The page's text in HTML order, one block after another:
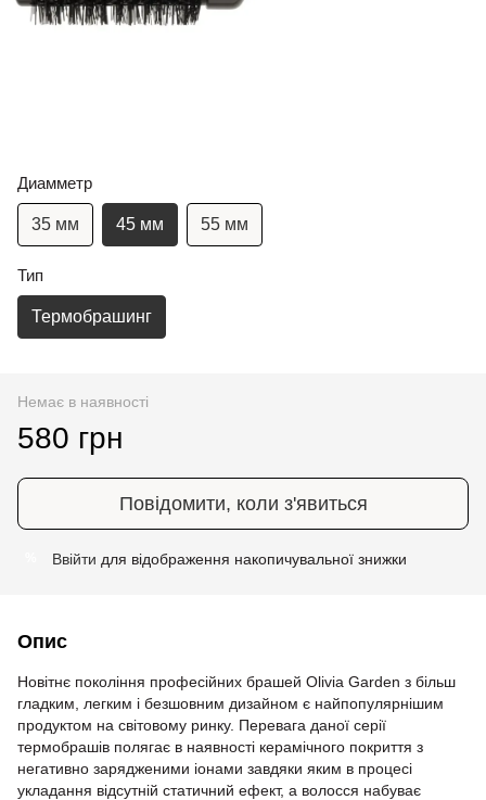
Диамметр
35 мм 45 мм 55 мм
Тип
Термобрашинг
Немає в наявності
580 грн
Повідомити, коли з'явиться
Ввійти для відображення накопичувальної знижки
Опис
Новітнє покоління професійних брашей Olivia Garden з більш
гладким, легким і безшовним дизайном є найпопулярнішим
продуктом на світовому ринку. Перевага даної серії
термобрашів полягає в наявності керамічного покриття з
негативно зарядженими іонами завдяки яким в процесі
укладання відсутній статичний ефект, а волосся набуває